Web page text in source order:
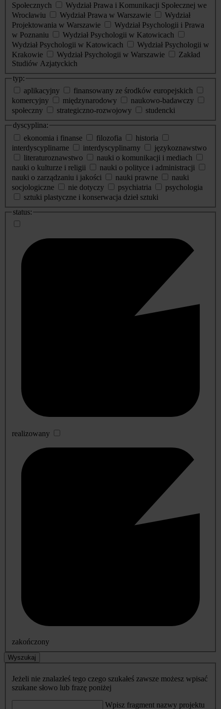
Społecznych
Wydział Prawa i Komunikacji Społecznej we
Wrocławiu
Wydział Prawa w Warszawie
Wydział
Projektowania w Warszawie
Wydział Psychologii i Prawa
w Poznaniu
Wydział Psychologii w Katowicach
Wydział Psychologii w Katowicach
Wydział Psychologii w
Krakowie
Wydział Psychologii w Warszawie
Zakład
Studiów Azjatyckich
typ:
aplikacyjny
finansowany ze środków europejskich
komercyjny
międzynarodowy
naukowo-badawczy
społeczny
strategiczno-rozwojowy
studencki
dyscyplina:
ekonomia i finanse
filozofia
historia
interdyscyplinarne
interdyscyplinarny
językoznawstwo
literaturoznawstwo
nauki o komunikacji i mediach
nauki o kulturze i religii
nauki o polityce i administracji
nauki o zarządzaniu i jakości
nauki prawne
nauki
socjologiczne
nie dotyczy psychiatria
psychologia
sztuki plastyczne i konserwacja dzieł sztuki
status:
realizowany
zakończony
Wyszukaj
Jeżeli nie znalazłeś tego czego szukałeś zawsze możesz wpisać
szukane słowo lub frazę poniżej
Wpisz fragment nazwy projektu